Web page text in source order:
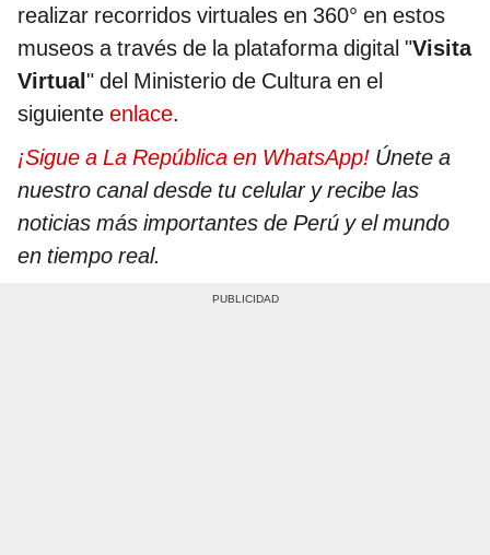
realizar recorridos virtuales en 360° en estos
museos a través de la plataforma digital "Visita
Virtual" del Ministerio de Cultura en el
siguiente enlace.
¡Sigue a La República en WhatsApp! Únete a
nuestro canal desde tu celular y recibe las
noticias más importantes de Perú y el mundo
en tiempo real.